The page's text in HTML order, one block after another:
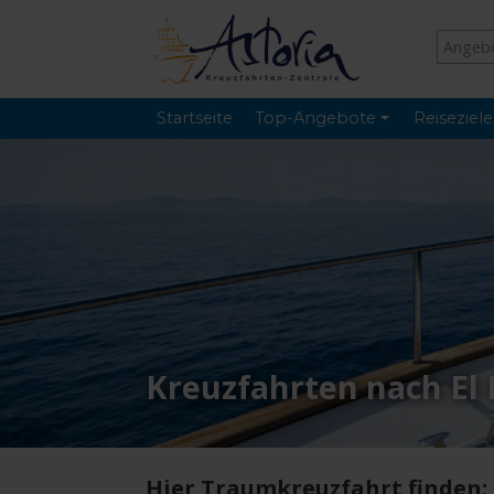
Startseite Top-Angebote Reiseziele
Kreuzfahrten nach El